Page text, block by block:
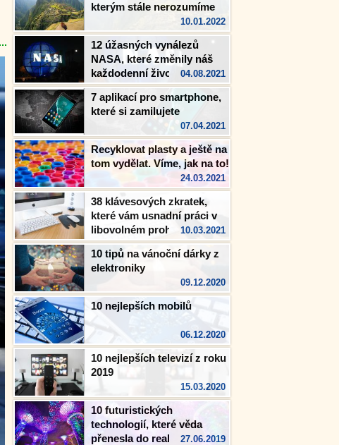
kterým stále nerozumíme
10.01.2022
12 úžasných vynálezů
NASA, které změnily náš
každodenní život
04.08.2021
7 aplikací pro smartphone,
které si zamilujete
07.04.2021
Recyklovat plasty a ještě na
tom vydělat. Víme, jak na to!
24.03.2021
38 klávesových zkratek,
které vám usnadní práci v
libovolném prohlížeči10.03.2021
10 tipů na vánoční dárky z
elektroniky
09.12.2020
10 nejlepších mobilů
06.12.2020
10 nejlepších televizí z roku
2019
15.03.2020
10 futuristických
technologií, které věda
přenesla do reality27.06.2019